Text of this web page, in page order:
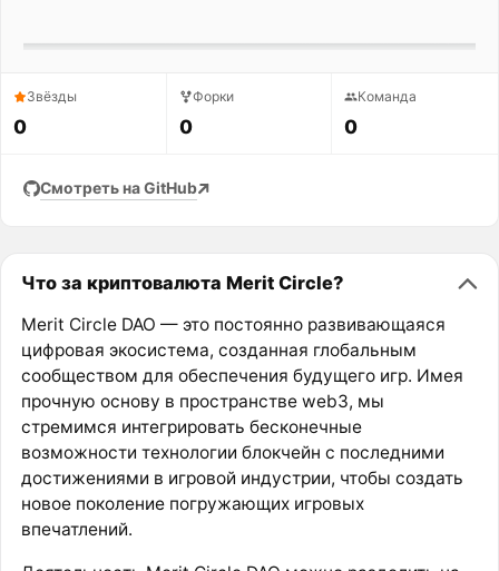
Звёзды
0
Форки
0
Команда
0
Смотреть на GitHub
Что за криптовалюта Merit Circle?
Merit Circle DAO — это постоянно развивающаяся
цифровая экосистема, созданная глобальным
сообществом для обеспечения будущего игр. Имея
прочную основу в пространстве web3, мы
стремимся интегрировать бесконечные
возможности технологии блокчейн с последними
достижениями в игровой индустрии, чтобы создать
новое поколение погружающих игровых
впечатлений.